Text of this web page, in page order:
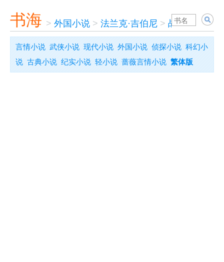
书海 > 外国小说 > 法兰克·吉伯尼 > 战争-日本人
言情小说 武侠小说 现代小说 外国小说 侦探小说 科幻小
说 古典小说 纪实小说 轻小说 蔷薇言情小说 繁体版